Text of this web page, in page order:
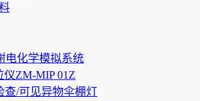
电化学模拟系统
ZM-MIP 01Z
查/可见异物伞棚灯